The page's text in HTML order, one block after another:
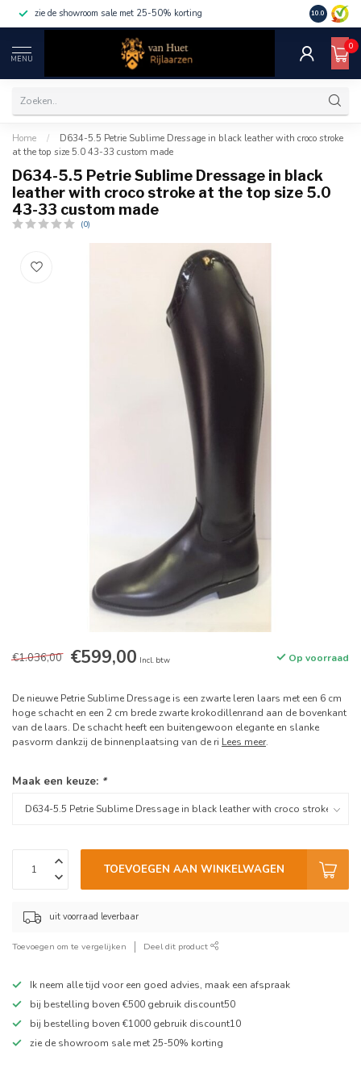
zie de showroom sale met 25-50% korting 10.0
MENU
0
Home /
D634-5.5 Petrie Sublime Dressage in black leather with croco stroke
at the top size 5.0 43-33 custom made
D634-5.5 Petrie Sublime Dressage in black
leather with croco stroke at the top size 5.0
43-33 custom made
(0)
€1.036,00 €599,00 Incl. btw Op voorraad
De nieuwe Petrie Sublime Dressage is een zwarte leren laars met een 6 cm
hoge schacht en een 2 cm brede zwarte krokodillenrand aan de bovenkant
van de laars. De schacht heeft een buitengewoon elegante en slanke
pasvorm dankzij de binnenplaatsing van de ri Lees meer.
Maak een keuze: *
TOEVOEGEN AAN WINKELWAGEN
uit voorraad leverbaar
Toevoegen om te vergelijken Deel dit product
Ik neem alle tijd voor een goed advies, maak een afspraak
bij bestelling boven €500 gebruik discount50
bij bestelling boven €1000 gebruik discount10
zie de showroom sale met 25-50% korting